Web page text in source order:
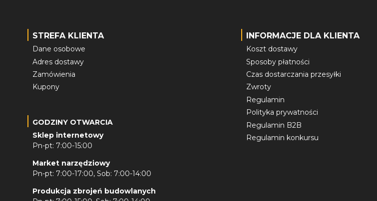
STREFA KLIENTA
Dane osobowe
Adres dostawy
Zamówienia
Kupony
GODZINY OTWARCIA
Sklep internetowy
Pn-pt: 7:00-15:00
Market narzędziowy
Pn-pt: 7:00-17:00, Sob: 7:00-14:00
Produkcja zbrojeń budowlanych
INFORMACJE DLA KLIENTA
Koszt dostawy
Sposoby płatności
Czas dostarczania przesyłki
Zwroty
Regulamin
Polityka prywatności
Regulamin B2B
Regulamin konkursu